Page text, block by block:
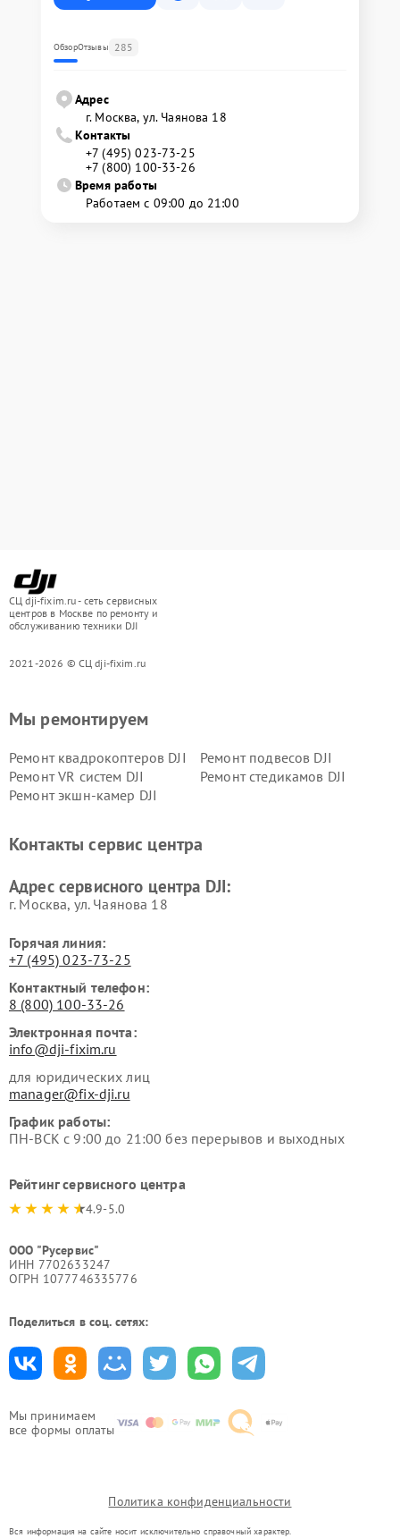
ОбзорОтзывы 285
Адрес
г. Москва, ул. Чаянова 18
Контакты
+7 (495) 023-73-25
+7 (800) 100-33-26
Время работы
Работаем с 09:00 до 21:00
СЦ dji-fixim.ru - сеть сервисных
центров в Москве по ремонту и
обслуживанию техники DJI
2021-2026 © СЦ dji-fixim.ru
Мы принимаем
все формы оплаты
Мы ремонтируем
Ремонт квадрокоптеров DJI
Ремонт подвесов DJI
Ремонт VR систем DJI
Ремонт стедикамов DJI
Ремонт экшн-камер DJI
Контакты сервис центра
Адрес сервисного центра DJI:
г. Москва, ул. Чаянова 18
Горячая линия:
+7 (495) 023-73-25
Контактный телефон:
8 (800) 100-33-26
Электронная почта:
info@dji-fixim.ru
для юридических лиц
manager@fix-dji.ru
График работы:
ПН-ВСК с 9:00 до 21:00 без перерывов и выходных
Рейтинг сервисного центра
4.9-5.0
ООО "Русервис"
ИНН 7702633247
ОГРН 1077746335776
Поделиться в соц. сетях:
Политика конфиденциальности
Вся информация на сайте носит исключительно справочный характер.